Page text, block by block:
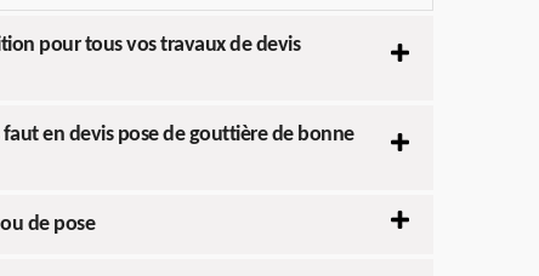
pour tous vos travaux de devis
en devis pose de gouttière de bonne
de pose